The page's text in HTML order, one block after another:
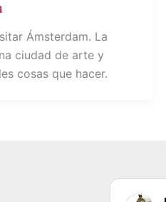
Ámsterdam. La
ciudad de arte y
cosas que hacer.